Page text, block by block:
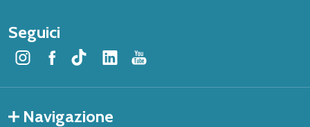
Seguici
Navigazione